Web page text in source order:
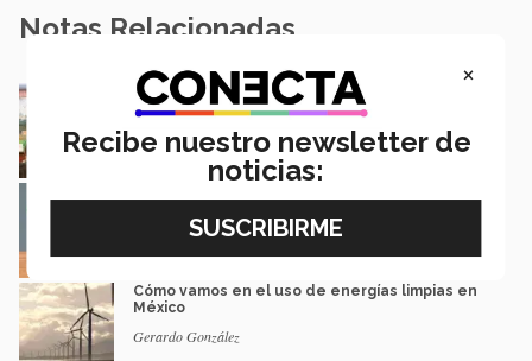
Notas Relacionadas
Dialogan sobre biodiversidad, energía y agua
en el norte del país
MARLENE GONZÁLEZ
Emanuel Varela
Cómo vamos en el uso de energías limpias en
México
Gerardo González
×
Recibe nuestro newsletter de
noticias: